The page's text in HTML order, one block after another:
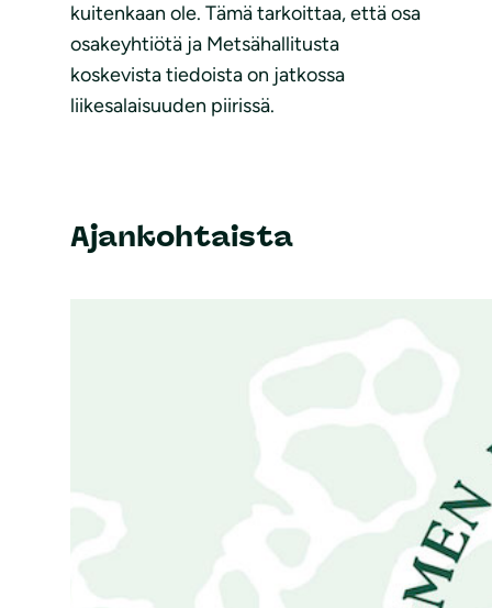
kuitenkaan ole. Tämä tarkoittaa, että osa
osakeyhtiötä ja Metsähallitusta
koskevista tiedoista on jatkossa
liikesalaisuuden piirissä.
Ajankohtaista